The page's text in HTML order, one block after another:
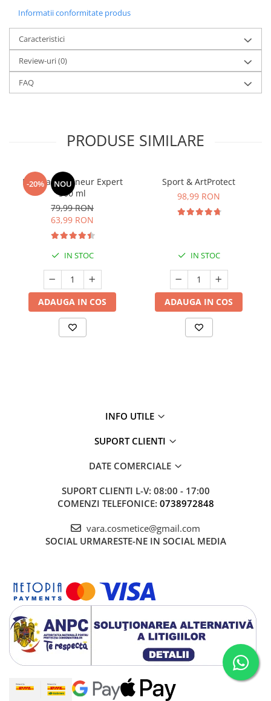
Informatii conformitate produs
Caracteristici
Review-uri(0)
FAQ
PRODUSE SIMILARE
-20% NOU
Manhaē Draineur Expert
500 ml
79,99 RON
63,99 RON
IN STOC
ADAUGA IN COS
Sport & ArtProtect
98,99 RON
IN STOC
ADAUGA IN COS
INFO UTILE
SUPORT CLIENTI
DATE COMERCIALE
SUPORT CLIENTI L-V: 08:00 - 17:00
COMENZI TELEFONICE: 0738972848
vara.cosmetice@gmail.com
SOCIAL URMARESTE-NE IN SOCIAL MEDIA